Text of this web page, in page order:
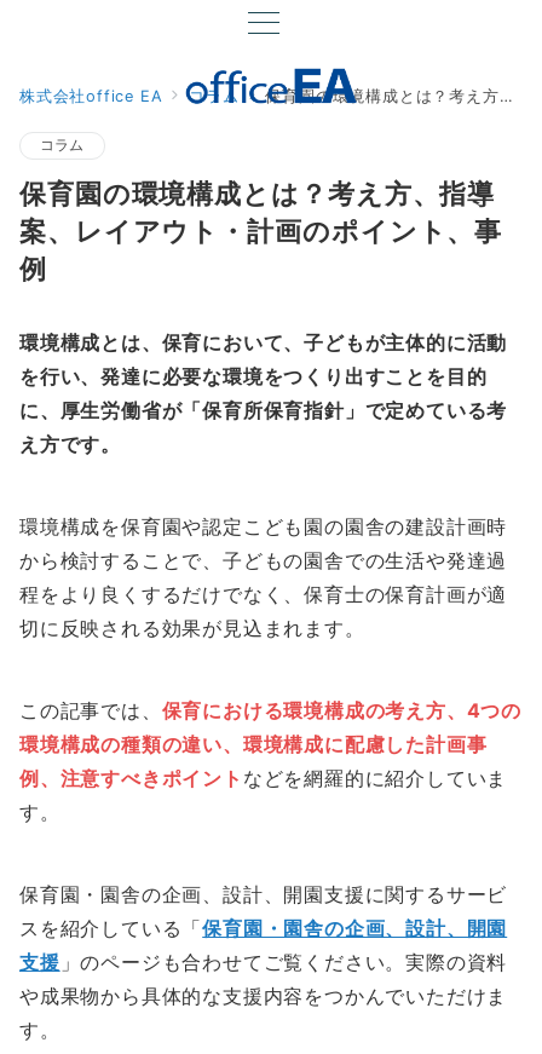
株式会社office EA コラム 保育園の環境構成とは？考え方、指導案、レイアウト・計画のポイント、事例
コラム
保育園の環境構成とは？考え方、指導
案、レイアウト・計画のポイント、事
例
環境構成とは、保育において、子どもが主体的に活動
を行い、発達に必要な環境をつくり出すことを目的
に、厚生労働省が「保育所保育指針」で定めている考
え方です。
環境構成を保育園や認定こども園の園舎の建設計画時
から検討することで、子どもの園舎での生活や発達過
程をより良くするだけでなく、保育士の保育計画が適
切に反映される効果が見込まれます。
この記事では、 保育における環境構成の考え方、4つの
環境構成の種類の違い、環境構成に配慮した計画事
例、注意すべきポイント などを網羅的に紹介していま
す。
保育園・園舎の企画、設計、開園支援に関するサービ
スを紹介している「保育園・園舎の企画、設計、開園
支援 」のページも合わせてご覧ください。実際の資料
や成果物から具体的な支援内容をつかんでいただけま
す。